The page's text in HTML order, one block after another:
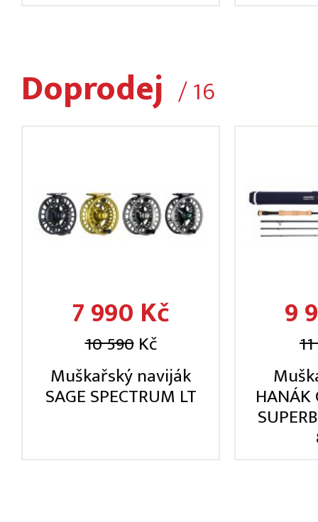
Doprodej / 16
7 990 Kč
10 590Kč
Muškařský naviják
SAGE SPECTRUM LT
9